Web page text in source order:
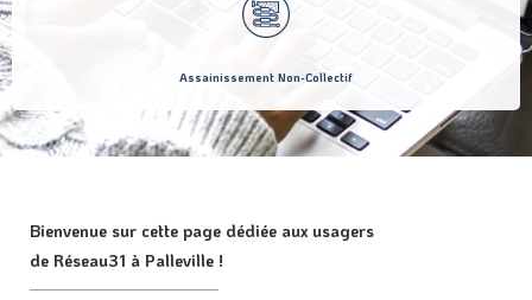
Assainissement Non-Collectif
Bienvenue sur cette page dédiée aux usagers
de Réseau31 à Palleville !